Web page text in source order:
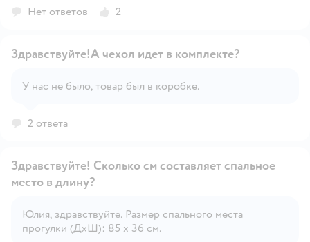
Нет ответов 2
Открыть вопрос
Здравствуйте!А чехол идет в комплекте?
У нас не было, товар был в коробке.
2 ответа
Открыть вопрос
Здравствуйте! Сколько см составляет спальное
место в длину?
Юлия, здравствуйте. Размер спального места
прогулки (ДхШ): 85 x 36 см.